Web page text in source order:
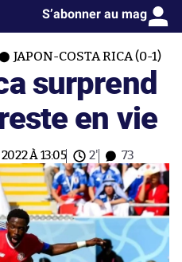
S’abonner au mag
JAPON-COSTA RICA (0-1)
surprend
en vie
À 13:05 2' 73